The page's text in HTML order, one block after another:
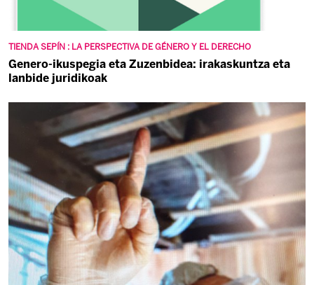
TIENDA SEPÍN : LA PERSPECTIVA DE GÉNERO Y EL DERECHO
Genero-ikuspegia eta Zuzenbidea: irakaskuntza eta
lanbide juridikoak